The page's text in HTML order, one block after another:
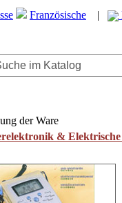
Französische |
der Ware
&